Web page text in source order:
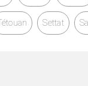
Settat